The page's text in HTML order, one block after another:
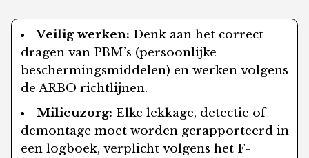
Veilig werken: Denk aan het correct
dragen van PBM’s (persoonlijke
beschermingsmiddelen) en werken volgens
de ARBO richtlijnen.
Milieuzorg: Elke lekkage, detectie of
demontage moet worden gerapporteerd in
een logboek, verplicht volgens het F-